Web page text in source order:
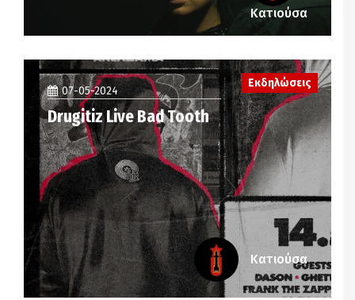
Κατιούσα
07-05-2024
Drugitiz Live Bad Tooth
Εκδηλώσεις
Κατιούσα